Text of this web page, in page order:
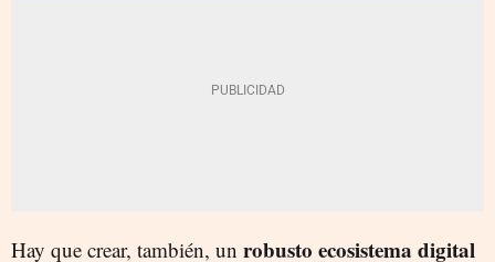
Hay que crear, también, un robusto ecosistema digital